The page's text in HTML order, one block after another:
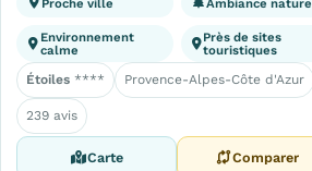
Environnement
calme
Près de sites
touristiques
Étoiles **** Provence-Alpes-Côte d'Azur
239 avis
Carte Comparer